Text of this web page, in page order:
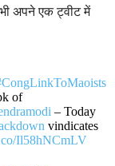
अपने एक ट्वीट में
of
– Today
vindicates
Il58hNCmLV